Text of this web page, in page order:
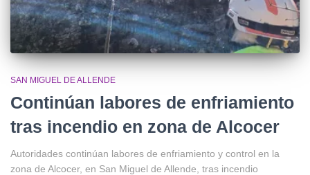
SAN MIGUEL DE ALLENDE
Continúan labores de enfriamiento
tras incendio en zona de Alcocer
Autoridades continúan labores de enfriamiento y control en la
zona de Alcocer, en San Miguel de Allende, tras incendio